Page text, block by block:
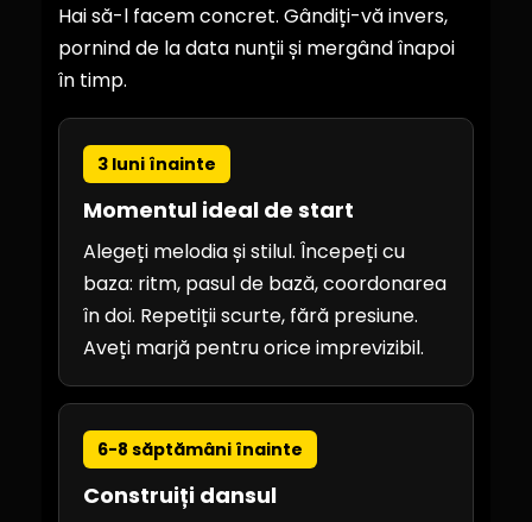
Hai să-l facem concret. Gândiți-vă invers,
pornind de la data nunții și mergând înapoi
în timp.
3 luni înainte
Momentul ideal de start
Alegeți melodia și stilul. Începeți cu
baza: ritm, pasul de bază, coordonarea
în doi. Repetiții scurte, fără presiune.
Aveți marjă pentru orice imprevizibil.
6-8 săptămâni înainte
Construiți dansul